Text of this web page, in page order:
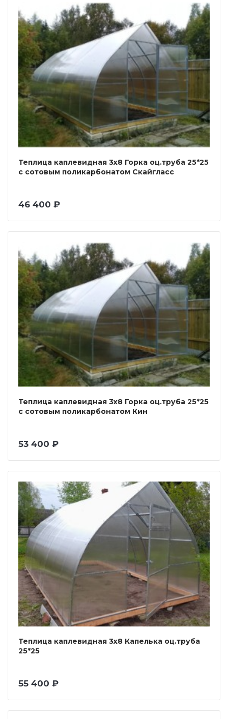
Теплица каплевидная 3х8 Горка оц.труба 25*25
с сотовым поликарбонатом Скайгласс
46 400 ₽
Теплица каплевидная 3х8 Горка оц.труба 25*25
с сотовым поликарбонатом Кин
53 400 ₽
Теплица каплевидная 3х8 Капелька оц.труба
25*25
55 400 ₽